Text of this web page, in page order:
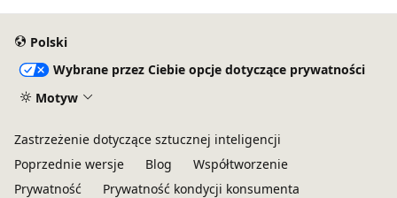
Polski
Wybrane przez Ciebie opcje dotyczące prywatności
Motyw
Zastrzeżenie dotyczące sztucznej inteligencji
Poprzednie wersje
Blog
Współtworzenie
Prywatność
Prywatność kondycji konsumenta